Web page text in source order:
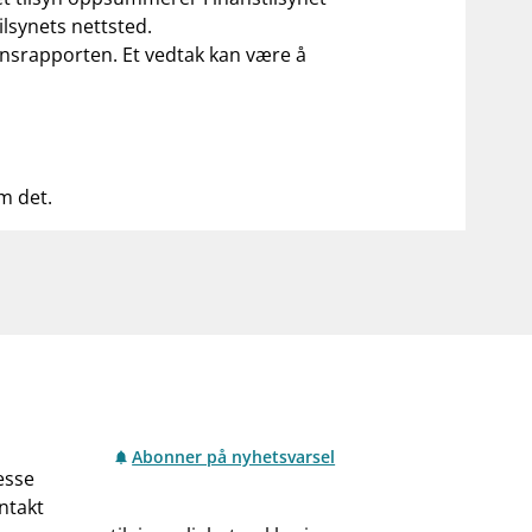
nettsted.
Et vedtak kan være å
det.
Abonner på nyhetsvarsel